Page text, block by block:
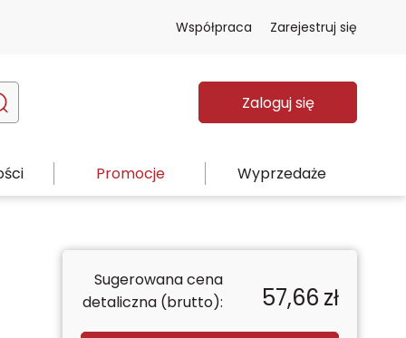
Współpraca Zarejestruj się
Zaloguj się
Promocje Wyprzedaże
Sugerowana cena
detaliczna (brutto):
57,66 zł